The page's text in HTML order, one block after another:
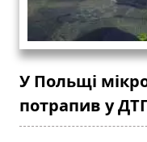
У Польщі
потрапив у